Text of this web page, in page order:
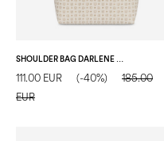
SHOULDER BAG DARLENE AVORIO/AVORIO/TAUPE
111.00 EUR (-40%)
185.00
EUR